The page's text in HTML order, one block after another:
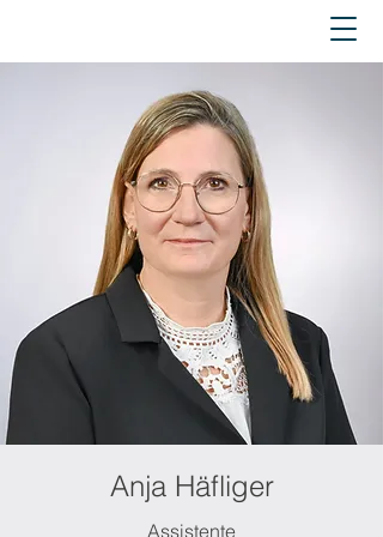
Anja Häfliger
Assistente